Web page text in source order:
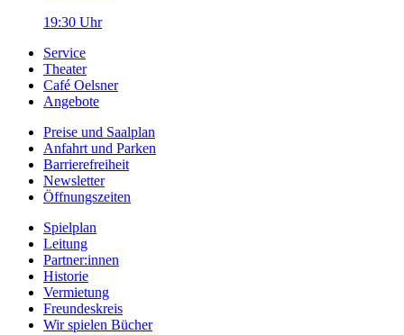
19:30 Uhr
Service
Theater
Café Oelsner
Angebote
Preise und Saalplan
Anfahrt und Parken
Barrierefreiheit
Newsletter
Öffnungszeiten
Spielplan
Leitung
Partner:innen
Historie
Vermietung
Freundeskreis
Wir spielen Bücher